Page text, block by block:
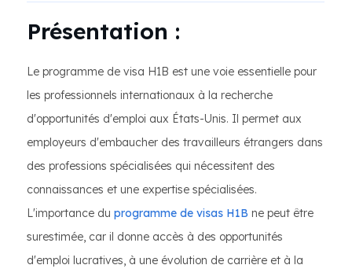
Présentation :
Le programme de visa H1B est une voie essentielle pour
les professionnels internationaux à la recherche
d'opportunités d'emploi aux États-Unis. Il permet aux
employeurs d'embaucher des travailleurs étrangers dans
des professions spécialisées qui nécessitent des
connaissances et une expertise spécialisées.
L'importance du programme de visas H1B ne peut être
surestimée, car il donne accès à des opportunités
d'emploi lucratives, à une évolution de carrière et à la